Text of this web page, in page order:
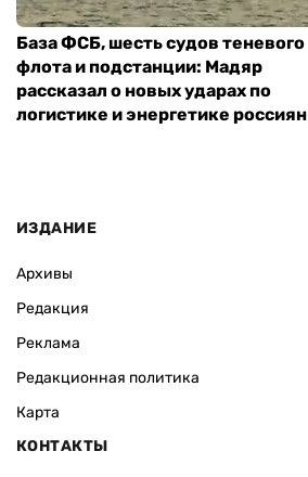
База ФСБ, шесть судов теневого
флота и подстанции: Мадяр
рассказал о новых ударах по
логистике и энергетике россиян
ИЗДАНИЕ
Архивы
Редакция
Реклама
Редакционная политика
Карта
КОНТАКТЫ